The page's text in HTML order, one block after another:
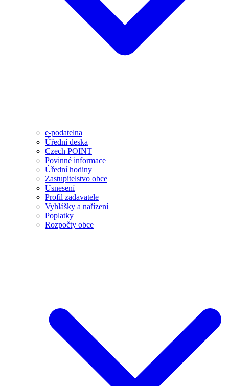
e-podatelna
Úřední deska
Czech POINT
Povinné informace
Úřední hodiny
Zastupitelstvo obce
Usnesení
Profil zadavatele
Vyhlášky a nařízení
Poplatky
Rozpočty obce